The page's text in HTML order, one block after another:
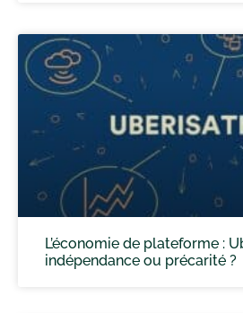
L’économie de plateforme :
indépendance ou précarité ?